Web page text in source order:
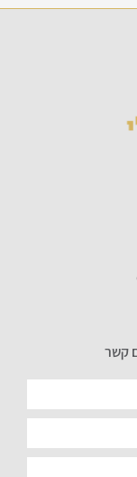
קשר